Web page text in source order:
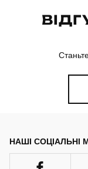
НАШІ СОЦІАЛЬНІ